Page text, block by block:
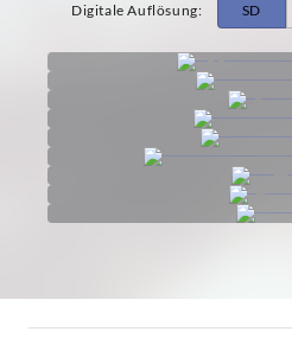
Digitale Auflösung: SD